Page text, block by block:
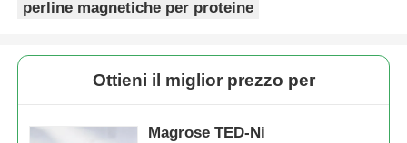
perline magnetiche per proteine
Ottieni il miglior prezzo per
Magrose TED-Ni